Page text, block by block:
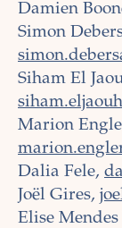
Damien
Simon
Siham El
Marion
Dalia Fele,
Joël Gires,
Elise Mendes